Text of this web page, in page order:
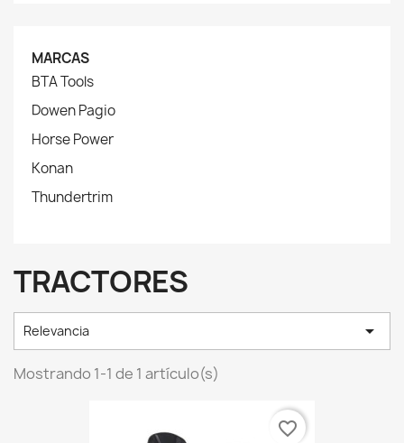
MARCAS
BTA Tools
Dowen Pagio
Horse Power
Konan
Thundertrim
TRACTORES
Relevancia 
Mostrando 1-1 de 1 artículo(s)
favorite_border